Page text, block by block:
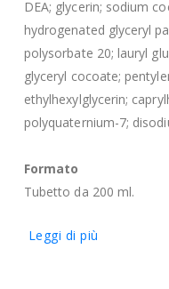
DEA; glycerin; sodium
hydrogenated glyceryl
polysorbate 20; lauryl
glyceryl cocoate;
ethylhexylglycerin;
polyquaternium-7;
Formato
Tubetto da 200 ml.
Leggi di più